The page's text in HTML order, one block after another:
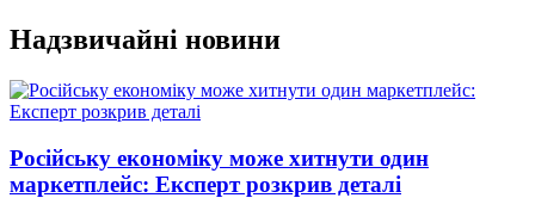
Перейти
до
вмісту
Надзвичайні новини
Російську економіку може хитнути один
маркетплейс: Експерт розкрив деталі